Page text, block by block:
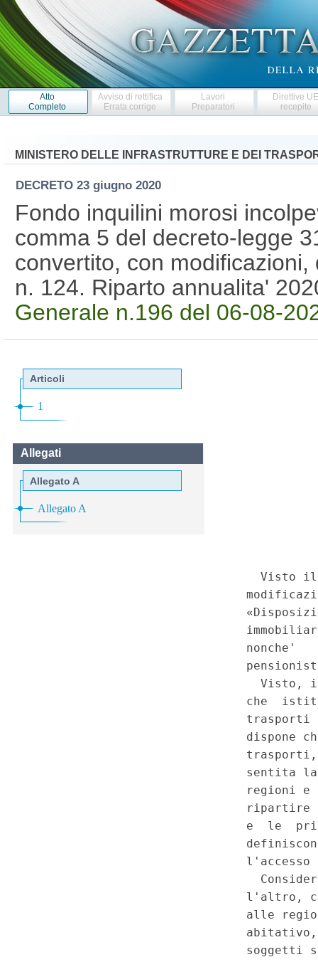
Atto
Completo
Avviso di rettifica
Errata corrige
Lavori
Preparatori
Direttive
recepite
MINISTERO DELLE INFRASTRUTTURE E DEI
DECRETO 23 giugno 2020
Fondo inquilini morosi
comma 5 del decreto-legge
convertito, con
n. 124. Riparto annualita'
Generale n.196 del 06-08-